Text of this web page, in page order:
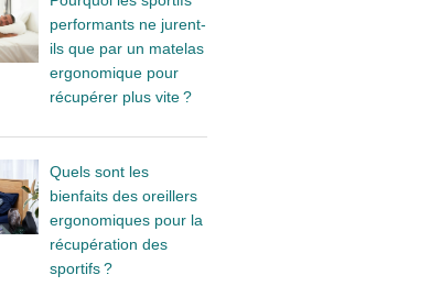
performants ne jurent-
ils que par un matelas
ergonomique pour
récupérer plus vite ?
Quels sont les
bienfaits des oreillers
ergonomiques pour la
récupération des
sportifs ?